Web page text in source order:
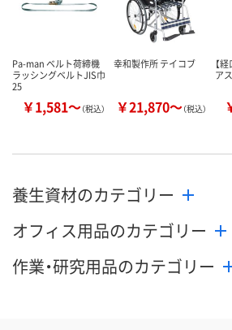
Pa-man ベルト荷締機
ラッシングベルトJIS巾
25
￥1,581～（税込）
幸和製作所 テイコブ
￥21,870～（税込）
【
アス
養生資材のカテゴリー
オフィス用品のカテゴリー
作業・研究用品のカテゴリー